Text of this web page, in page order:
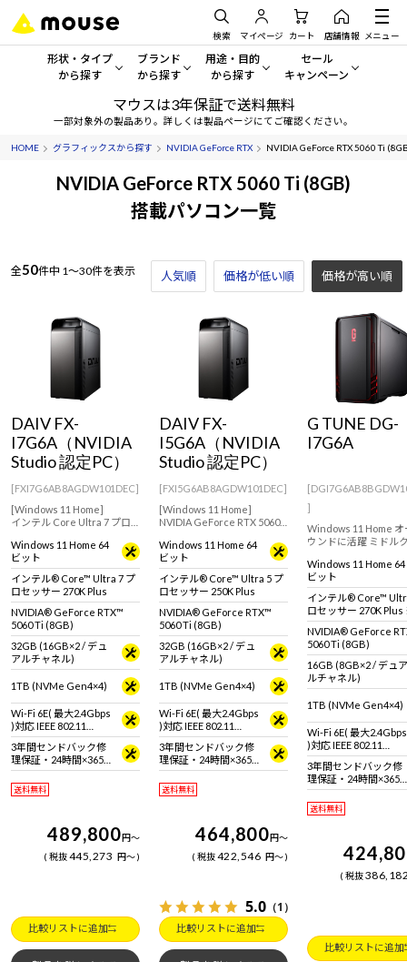
検索 マイページ カート 店舗情報 メニュー
形状・タイプ
から探す
形状・タイプから探す をすべてみる
デスクトップPC
ワークステーション
ディスプレイ
Windows 11 Copilot+ PC
ブランド
から探す
mouse
G TUNE
MousePro
|Copilot+ PC
用途・目的
から探す
一般向けパソコン
ゲーミングPC・ゲーム向けパソコン
クリエイティブ向け
学習向けパソコン
スペック/パーツ別
AIおすすめパソコン
Windows 11 Copilot+ PC
セール
キャンペーン
セール・キャンペー
期間限定セール
おすすめ目玉パソコン
今イチオシのパソコンをピ
Copilot+ PC
マウスは3年保証で送料無料
一部対象外の製品あり。詳しくは製品ページにてご確認ください。
HOME グラフィックスから探す NVIDIA GeForce RTX NVIDIA GeForce RTX 5060 Ti
NVIDIA GeForce RTX 5060 Ti (8GB)
搭載パソコン一覧
全50件中 1～30件を表示 人気順 価格が低い順 価格が高い順
DAIV FX-
I7G6A（NVIDIA
Studio 認定PC）
[FXI7G6AB8AGDW101DEC]
[Windows 11 Home]
インテル Core Ultra 7 プロ
ル！幅広くクリエイティブ
を楽しみたい方におすすめ
Windows 11 Home 64
ビット
インテル® Core™ Ultra 7 プ
ロセッサー 270K Plus
NVIDIA® GeForce RTX™
5060 Ti (8GB)
32GB (16GB×2 / デュ
アルチャネル)
1TB (NVMe Gen4×4)
Wi-Fi 6E( 最大2.4Gbps
)対応 IEEE 802.11
ax/ac/a/b/g/n準拠 ＋
Bluetooth 5内蔵
3年間センドバック修
理保証・24時間×365
日電話サポート
送料無料
489,800円～
税抜445,273 円～
比較リストに追加
DAIV FX-
I5G6A（NVIDIA
Studio 認定PC）
[FXI5G6AB8AGDW101DEC]
[Windows 11 Home]
NVIDIA GeForce RTX 5060
像編集におすすめなクリエ
イター向けPC
Windows 11 Home 64
ビット
インテル® Core™ Ultra 5 プ
ロセッサー 250K Plus
NVIDIA® GeForce RTX™
5060 Ti (8GB)
32GB (16GB×2 / デュ
アルチャネル)
1TB (NVMe Gen4×4)
Wi-Fi 6E( 最大2.4Gbps
)対応 IEEE 802.11
ax/ac/a/b/g/n準拠 ＋
Bluetooth 5内蔵
3年間センドバック修
理保証・24時間×365
日電話サポート
送料無料
464,800円～
税抜422,546 円～
5.0 （1）
比較リストに追加
G TUNE DG-
I7G6A
]
Windows 11 Home オ
ウンドに活躍 ミドル
RTX 5060 Ti (8GB) &
ル Core Ultra 7 プロ
ー 270K Plus 搭載。
タ・マウス・キーボ
別売りです。
Windows 11 Home 64
ビット
インテル® Core™
ロセッサー 270K
動作
NVIDIA® GeForce
5060 Ti (8GB)
16GB (8GB×2 / デュア
ルチャネル)
1TB (NVMe Gen4×4)
Wi-Fi 6E( 最大2.4Gbps
)対応 IEEE 802.11
ax/ac/a/b/g/n準拠 ＋
Bluetooth 5内蔵
3年間センドバック修
理保証・24時間×365
日電話サポート
送料無料
税抜
比較リストに追加